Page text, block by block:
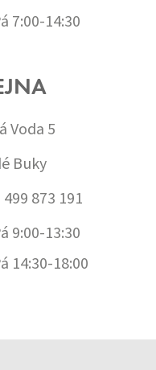
7:00-14:30
Voda 5
Buky
873 191
9:00-13:30
14:30-18:00